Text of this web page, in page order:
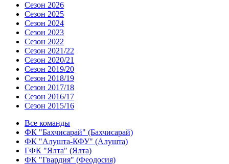
Сезон 2026
Сезон 2025
Сезон 2024
Сезон 2023
Сезон 2022
Сезон 2021/22
Сезон 2020/21
Сезон 2019/20
Сезон 2018/19
Сезон 2017/18
Сезон 2016/17
Сезон 2015/16
Все команды
ФК "Бахчисарай" (Бахчисарай)
ФК "Алушта-КФУ" (Алушта)
ГФК "Ялта" (Ялта)
ФК "Гвардия" (Феодосия)